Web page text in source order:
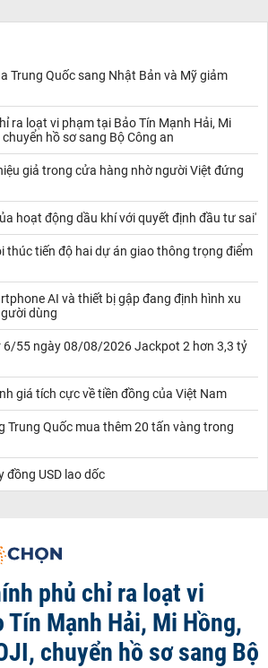
Trung Quốc sang Nhật Bản và Mỹ giảm
ra loạt vi phạm tại Bảo Tín Mạnh Hải, Mi
chuyển hồ sơ sang Bộ Công an
giả trong cửa hàng nhờ người Việt đứng
hoạt động dầu khí với quyết định đầu tư sai'
thúc tiến độ hai dự án giao thông trọng điểm
AI và thiết bị gập đang định hình xu
dùng
6/55 ngày 08/08/2026 Jackpot 2 hơn 3,3 tỷ
giá tích cực về tiền đồng của Việt Nam
Trung Quốc mua thêm 20 tấn vàng trong
đồng USD lao dốc
phủ chỉ ra loạt vi
Tín Mạnh Hải, Mi Hồng,
chuyển hồ sơ sang Bộ